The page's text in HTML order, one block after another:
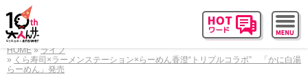
HOME
ライフ
くら寿司×ラーメンステーション×らーめん香澄“トリプルコラボ” 「かに白湯
らーめん」発売